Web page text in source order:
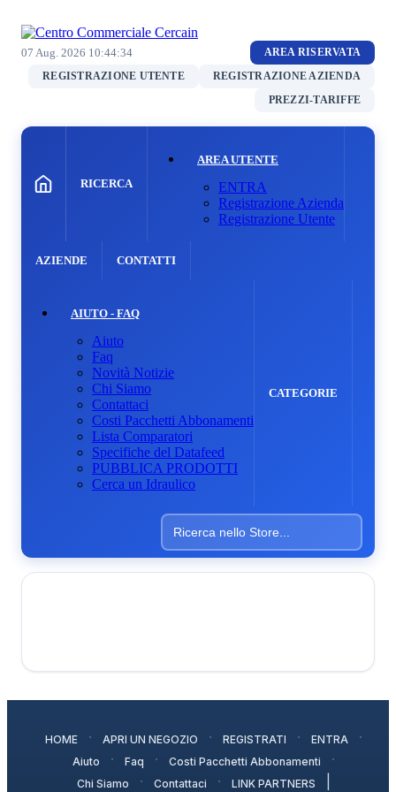
07 Aug. 2026 10:44:34
AREA RISERVATA
REGISTRAZIONE UTENTE
REGISTRAZIONE AZIENDA
PREZZI-TARIFFE
RICERCA
AREA UTENTE
ENTRA
Registrazione Azienda
Registrazione Utente
AZIENDE CONTATTI
AIUTO - FAQ
Aiuto
Faq
Novità Notizie
Chi Siamo
Contattaci
Costi Pacchetti Abbonamenti
Lista Comparatori
Specifiche del Datafeed
PUBBLICA PRODOTTI
Cerca un Idraulico
CATEGORIE
HOME · APRI UN NEGOZIO · REGISTRATI · ENTRA ·
Aiuto · Faq · Costi Pacchetti Abbonamenti ·
Chi Siamo · Contattaci · LINK PARTNERS